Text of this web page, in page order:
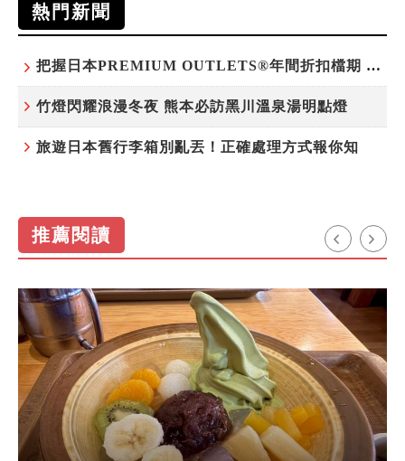
熱門新聞
把握日本PREMIUM OUTLETS®年間折扣檔期 越買越划算
竹燈閃耀浪漫冬夜 熊本必訪黑川溫泉湯明點燈
旅遊日本舊行李箱別亂丟！正確處理方式報你知
推薦閱讀